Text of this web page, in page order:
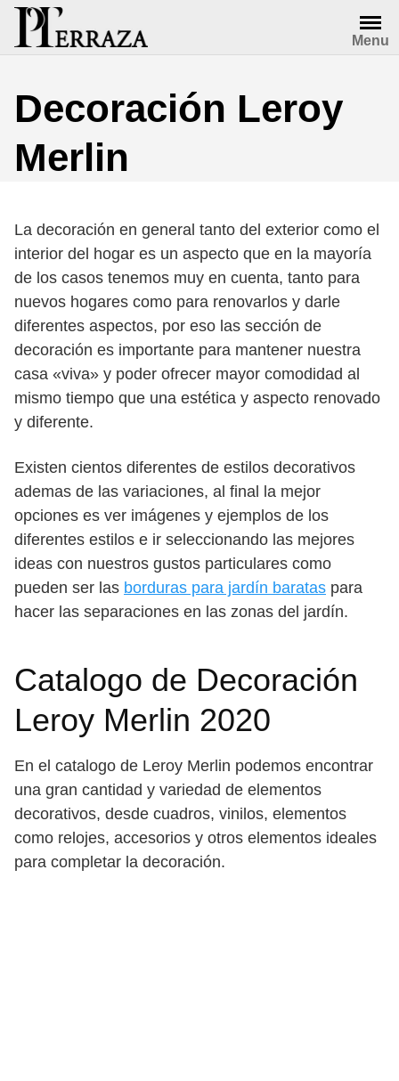
Saltar
contenido
Menu
Decoración Leroy
Merlin
La decoración en general tanto del exterior como el
interior del hogar es un aspecto que en la mayoría
de los casos tenemos muy en cuenta, tanto para
nuevos hogares como para renovarlos y darle
diferentes aspectos, por eso las sección de
decoración es importante para mantener nuestra
casa «viva» y poder ofrecer mayor comodidad al
mismo tiempo que una estética y aspecto renovado
y diferente.
Existen cientos diferentes de estilos decorativos
ademas de las variaciones, al final la mejor
opciones es ver imágenes y ejemplos de los
diferentes estilos e ir seleccionando las mejores
ideas con nuestros gustos particulares como
pueden ser las borduras para jardín baratas para
hacer las separaciones en las zonas del jardín.
Catalogo de Decoración
Leroy Merlin 2020
En el catalogo de Leroy Merlin podemos encontrar
una gran cantidad y variedad de elementos
decorativos, desde cuadros, vinilos, elementos
como relojes, accesorios y otros elementos ideales
para completar la decoración.